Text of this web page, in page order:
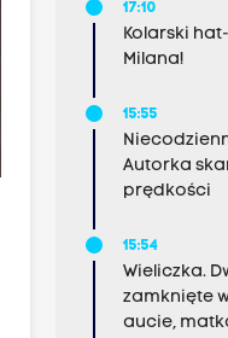
17:10
Kolarski
Milana!
15:55
Autorka
prędkości
15:54
Wieliczka.
zamknięte
aucie,